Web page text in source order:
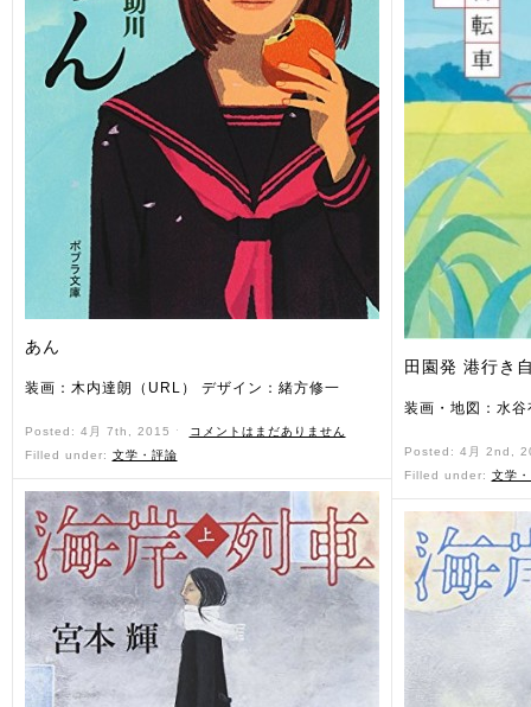
あん
装画：木内達朗（URL） デザイン：緒方修一
Posted: 4月 7th, 2015 ˑ
コメントはまだありません
Filled under: 文学・評論
田園発 港行き
装画・地図：水
Posted: 4月 2nd,
Filled under: 文学